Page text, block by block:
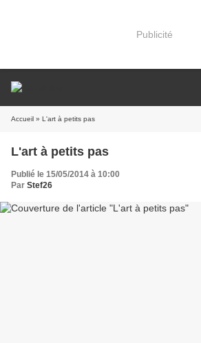
Publicité
Accueil » L'art à petits pas
L'art à petits pas
Publié le 15/05/2014 à 10:00
Par Stef26